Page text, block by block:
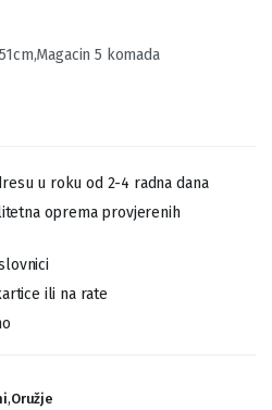
5 komada
u roku od 2-4 radna dana
oprema provjerenih
ili na rate
,Oružje